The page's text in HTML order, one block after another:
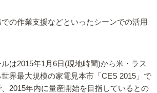
の作業支援などといったシーンでの活用
は2015年1月6日(現地時間)から米・ラス
界最大規模の家電見本市「CES 2015」で
2015年内に量産開始を目指しているとの